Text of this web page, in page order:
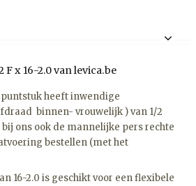
x 16-2.0 van levica.be
puntstuk heeft inwendige
binnen- vrouwelijk ) van 1/2
ons ook de mannelijke pers rechte
bestellen (met het
16-2.0 is geschikt voor een flexibele